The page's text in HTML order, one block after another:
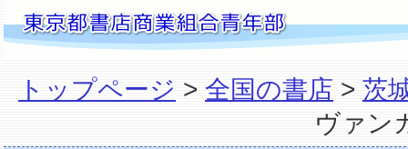
トップページ > 全国の書店 > 茨
ヴァン